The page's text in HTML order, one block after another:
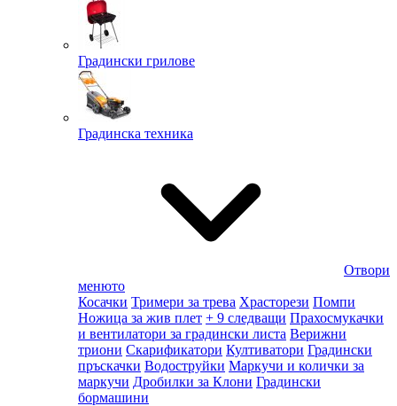
Градински грилове
Градинска техника
Отвори
менюто
Косачки Тримери за трева Храсторези Помпи
Ножица за жив плет + 9 следващи Прахосмукачки
и вентилатори за градински листа Верижни
триони Скарификатори Култиватори Градински
пръскачки Водоструйки Маркучи и колички за
маркучи Дробилки за Клони Градински
бормашини